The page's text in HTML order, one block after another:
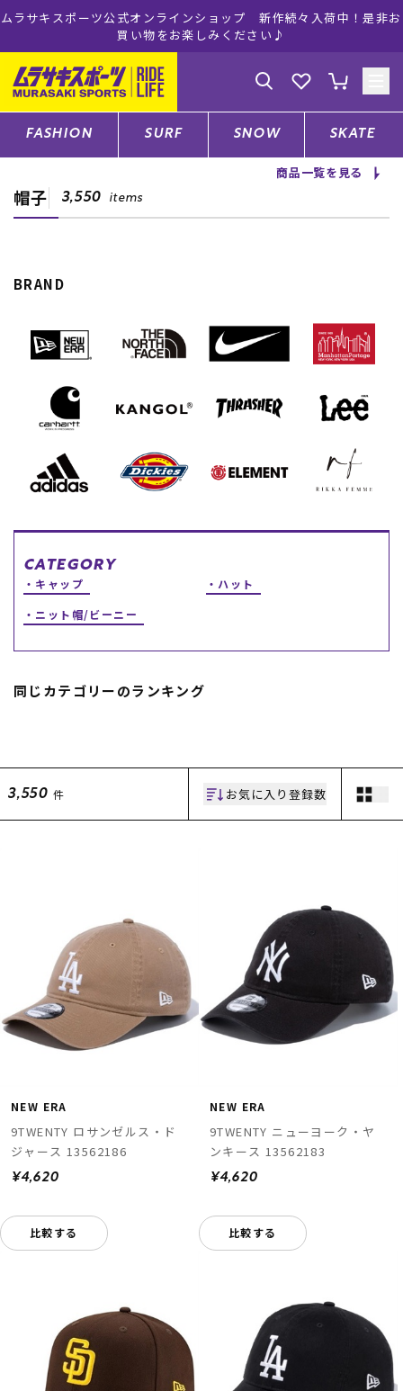
ムラサキスポーツ公式オンラインショップ 新作続々入荷中！是非お
買い物をお楽しみください♪
ゲスト様
ログイン 会員登録
ファッションTOP
スノーTOP
スケートTOP
CONTENTS
ブランド一覧
特集一覧
中古/アウトレット サー
ニュース
ムラサキスポーツ 公式アプリ
ポイント・クーポンもこのアプリで！
FASHION SURF SNOW SKATE
商品一覧を見る
帽子 3,550 items
BRAND
CATEGORY
キャップ
ハット
ニット帽/ビーニー
同じカテゴリーのランキング
3,550 件 お気に入り登録数
NEW ERA
9TWENTY ロサンゼルス・ド
ジャース 13562186
¥4,620
比較する
NEW ERA
9TWENTY ニューヨーク・ヤ
ンキース 13562183
¥4,620
比較する